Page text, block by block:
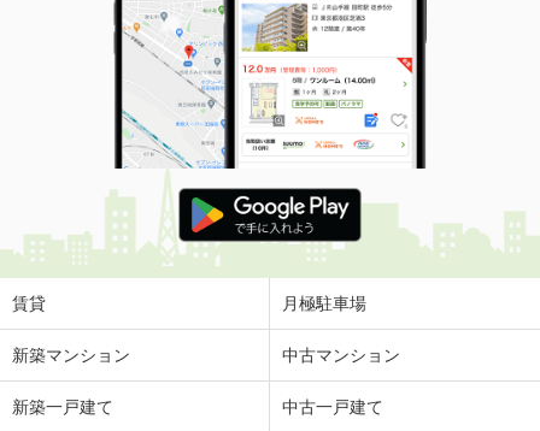
賃貸 月極駐車場
新築マンション 中古マンション
新築一戸建て 中古一戸建て